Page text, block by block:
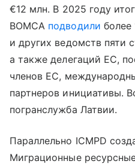
€12 млн. В 2025 году
BOMCA подводили
и других ведомств пяти
а также делегаций ЕС,
членов ЕС,
партнеров инициативы.
погранслужба Латвии.
Параллельно ICMPD
Миграционные